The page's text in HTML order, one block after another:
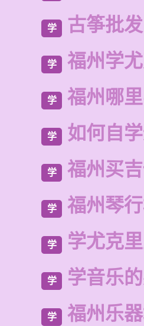
学 古筝批
学 福州学
学 福州哪
学 如何自
学 福州买
学 福州琴
学 学尤克
学 学音乐
学 福州乐